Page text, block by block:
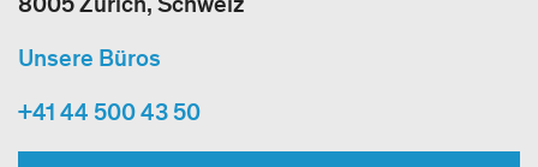
Unsere Büros
+41 44 500 43 50